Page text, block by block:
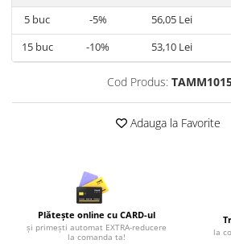
5 buc -5% 56,05 Lei
15buc -10% 53,10 Lei
Cod Produs:
Adauga la Favorite
Plătește online cu CARD-ul
și primești automat EXTRA-reducere
la comanda ta!
la